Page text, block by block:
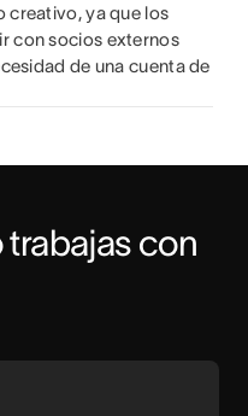
creativo, ya que los
con socios externos
de una cuenta de
trabajas con